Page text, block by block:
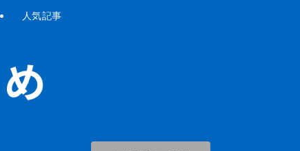
人気記事